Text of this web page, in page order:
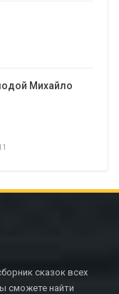
Михайло
сказок всех
сможете найти